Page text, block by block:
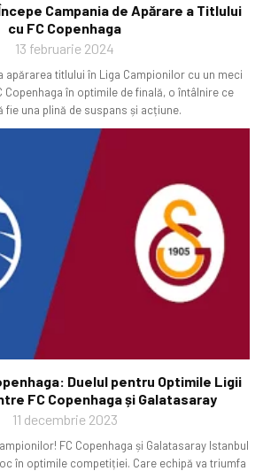
Campania de Apărare a Titlului
cu FC Copenhaga
13 februarie 2024
apărarea titlului în Liga Campionilor cu un meci
Copenhaga în optimile de finală, o întâlnire ce
fie una plină de suspans și acțiune.
Duelul pentru Optimile Ligii
FC Copenhaga și Galatasaray
11 decembrie 2023
FC Copenhaga și Galatasaray Istanbul
în optimile competiției. Care echipă va triumfa